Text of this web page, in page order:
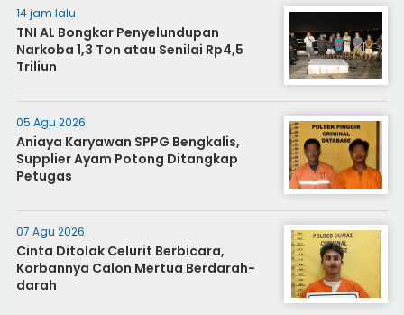
14 jam lalu
TNI AL Bongkar Penyelundupan
Narkoba 1,3 Ton atau Senilai Rp4,5
Triliun
05 Agu 2026
Aniaya Karyawan SPPG Bengkalis,
Supplier Ayam Potong Ditangkap
Petugas
07 Agu 2026
Cinta Ditolak Celurit Berbicara,
Korbannya Calon Mertua Berdarah-
darah